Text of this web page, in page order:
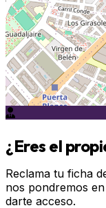
¿Eres el
Reclama tu ficha
nos pondremos
darte acceso.